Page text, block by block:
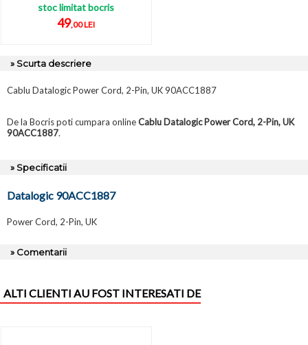
stoc limitat bocris
49,00 LEI
» Scurta descriere
Cablu Datalogic Power Cord, 2-Pin, UK 90ACC1887
De la Bocris poti cumpara onlineCablu Datalogic Power Cord, 2-Pin, UK
90ACC1887.
» Specificatii
Datalogic 90ACC1887
Power Cord, 2-Pin, UK
» Comentarii
ALTI CLIENTI AU FOST INTERESATI DE